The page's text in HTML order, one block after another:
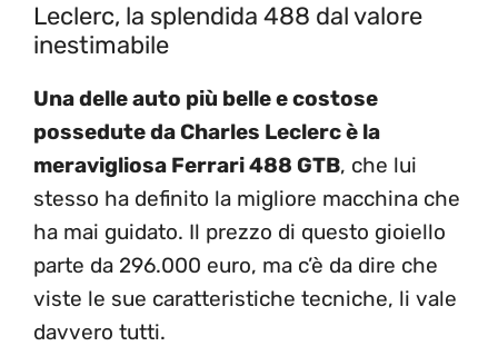
Leclerc, la splendida 488 dal valore
inestimabile
Una delle auto più belle e costose
possedute da Charles Leclerc è la
meravigliosa Ferrari 488 GTB, che lui
stesso ha definito la migliore macchina che
ha mai guidato. Il prezzo di questo gioiello
parte da 296.000 euro, ma c’è da dire che
viste le sue caratteristiche tecniche, li vale
davvero tutti.